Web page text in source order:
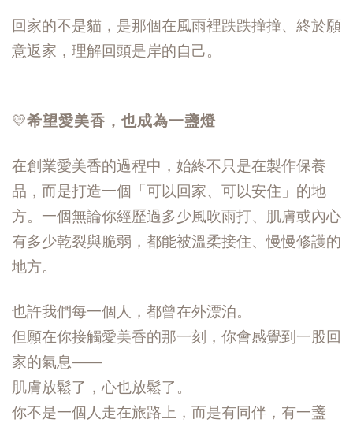
回家的不是貓，是那個在風雨裡跌跌撞撞、終於願
意返家，理解回頭是岸的自己。
💛希望愛美香，也成為一盞燈
在創業愛美香的過程中，始終不只是在製作保養
品，而是打造一個「可以回家、可以安住」的地
方。一個無論你經歷過多少風吹雨打、肌膚或內心
有多少乾裂與脆弱，都能被溫柔接住、慢慢修護的
地方。
也許我們每一個人，都曾在外漂泊。
但願在你接觸愛美香的那一刻，你會感覺到一股回
家的氣息——
肌膚放鬆了，心也放鬆了。
你不是一個人走在旅路上，而是有同伴，有一盞